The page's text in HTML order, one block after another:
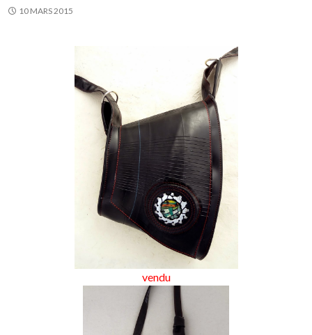
10 MARS 2015
vendu